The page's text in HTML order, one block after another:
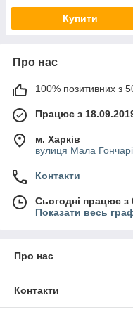
Купити
Про нас
100% позитивних з
Працює з
м. Харків
вулиця Мала
Контакти
Сьогодні працює з
Показати весь
Про нас
Контакти